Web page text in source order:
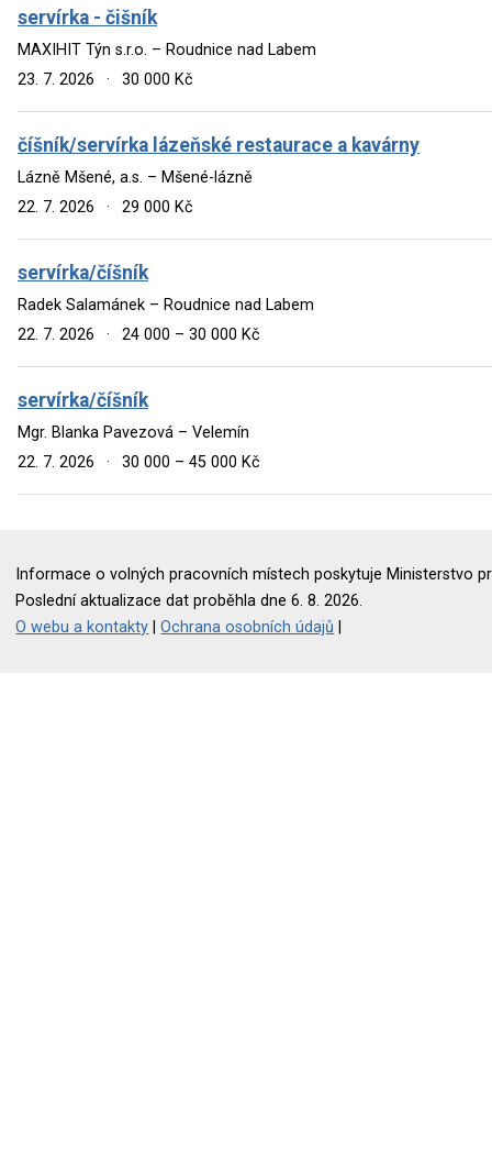
servírka - čišník
MAXIHIT Týn s.r.o. – Roudnice nad Labem
23. 7. 2026
· 30 000 Kč
číšník/servírka lázeňské restaurace a kavárny
Lázně Mšené, a.s. – Mšené-lázně
22. 7. 2026
· 29 000 Kč
servírka/číšník
Radek Salamánek – Roudnice nad Labem
22. 7. 2026
· 24 000 – 30 000 Kč
servírka/číšník
Mgr. Blanka Pavezová – Velemín
22. 7. 2026
· 30 000 – 45 000 Kč
Informace o volných pracovních místech poskytuje Ministerstvo
Poslední aktualizace dat proběhla dne 6. 8. 2026.
O webu a kontakty |Ochrana osobních údajů